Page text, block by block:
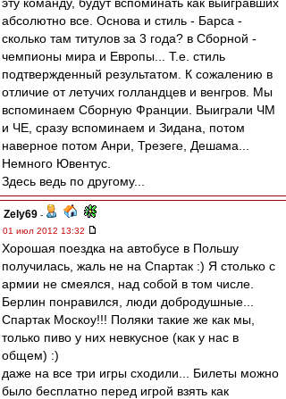
абсолютно все. Основа и стиль - Барса -
сколько там титулов за 3 года? в Сборной -
чемпионы мира и Европы... Т.е. стиль
подтвержденный результатом. К сожалению в
отличие от летучих голландцев и венгров. Мы
вспоминаем Сборную Франции. Выиграли ЧМ
и ЧЕ, сразу вспоминаем и Зидана, потом
наверное потом Анри, Трезеге, Дешама...
Немного Ювентус.
Здесь ведь по другому...
Zely69 -
01 июл 2012 13:32
Хорошая поездка на автобусе в Польшу
получилась, жаль не на Спартак :) Я столько с
армии не смеялся, над собой в том числе.
Берлин понравился, люди добродушные...
Спартак Москоу!!! Поляки такие же как мы,
только пиво у них невкусное (как у нас в
общем) :)
даже на все три игры сходили... Билеты можно
было бесплатно перед игрой взять как